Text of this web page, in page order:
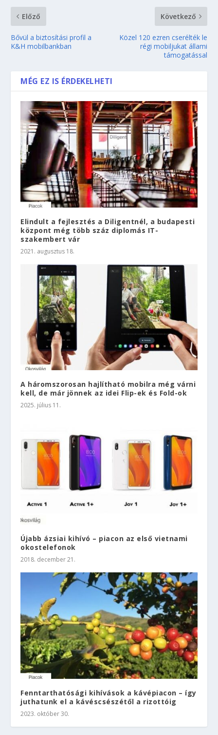
Előző
Bővül a biztosítási profil a
K&H mobilbankban
Következő
Közel 120 ezren cserélték le
régi mobiljukat állami
támogatással
MÉG EZ IS ÉRDEKELHETI
Elindult a fejlesztés a Diligentnél, a budapesti
központ még több száz diplomás IT-
szakembert vár
2021. augusztus 18.
A háromszorosan hajlítható mobilra még várni
kell, de már jönnek az idei Flip-ek és Fold-ok
2025. július 11.
Újabb ázsiai kihívó – piacon az első vietnami
okostelefonok
2018. december 21.
Fenntarthatósági kihívások a kávépiacon – így
juthatunk el a kávéscsészétől a rizottóig
2023. október 30.